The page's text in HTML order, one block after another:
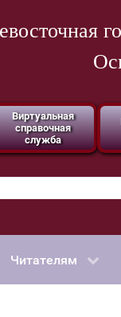
Виртуальная
справочная
служба
Читателям